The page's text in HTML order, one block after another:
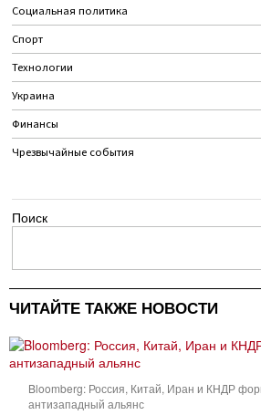
Социальная политика
Спорт
Технологии
Украина
Финансы
Чрезвычайные события
Поиск
ЧИТАЙТЕ ТАКЖЕ НОВОСТИ
Bloomberg: Россия, Китай, Иран и КНДР
антизападный альянс